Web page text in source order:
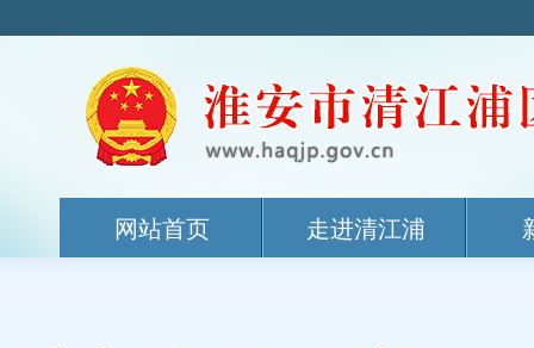
网站首页 走进清江浦